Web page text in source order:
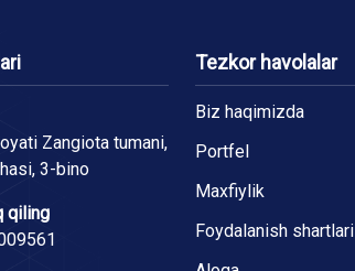
Zangiota tumani,
3-bino
qiling
Tezkor havolalar
Biz haqimizda
Portfel
Maxfiylik
Foydalanish shartlari